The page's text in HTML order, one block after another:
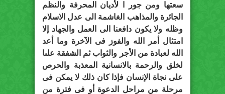
سعتها ومن جور ا لأديان المحرفة والنظم
الجائرة والمذاهب الغاشمة الى عدل الاسلام
وظله ولا يكون دافعنا الى العمل والجهاد إلا
امتثال أمر الله والفوز فى الآخرة وما أعد
الله لعبادة من الأجر والثواب ثم الشفقة علىا
لخلق والرحمة بالانسانية المعذبة والحرص
على نجاة الإنسان فإذا كان ذلك لا يمكن فى
مرحلة من مراحل الدعوة أو فى فترة من